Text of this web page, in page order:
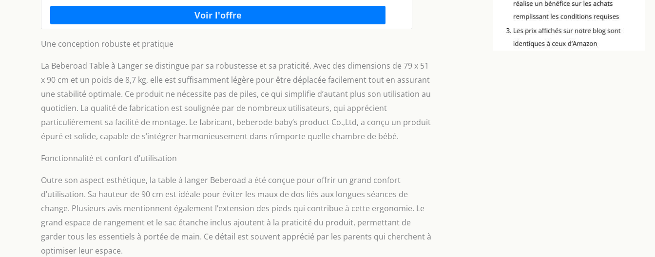
Une conception robuste et pratique
La Beberoad Table à Langer se distingue par sa robustesse et sa praticité. Avec des dimensions de 79 x 51
x 90 cm et un poids de 8,7 kg, elle est suffisamment légère pour être déplacée facilement tout en assurant
une stabilité optimale. Ce produit ne nécessite pas de piles, ce qui simplifie d’autant plus son utilisation au
quotidien. La qualité de fabrication est soulignée par de nombreux utilisateurs, qui apprécient
particulièrement sa facilité de montage. Le fabricant, beberode baby’s product Co.,Ltd, a conçu un produit
épuré et solide, capable de s’intégrer harmonieusement dans n’importe quelle chambre de bébé.
Fonctionnalité et confort d’utilisation
Outre son aspect esthétique, la table à langer Beberoad a été conçue pour offrir un grand confort
d’utilisation. Sa hauteur de 90 cm est idéale pour éviter les maux de dos liés aux longues séances de
change. Plusieurs avis mentionnent également l’extension des pieds qui contribue à cette ergonomie. Le
grand espace de rangement et le sac étanche inclus ajoutent à la praticité du produit, permettant de
garder tous les essentiels à portée de main. Ce détail est souvent apprécié par les parents qui cherchent à
optimiser leur espace.